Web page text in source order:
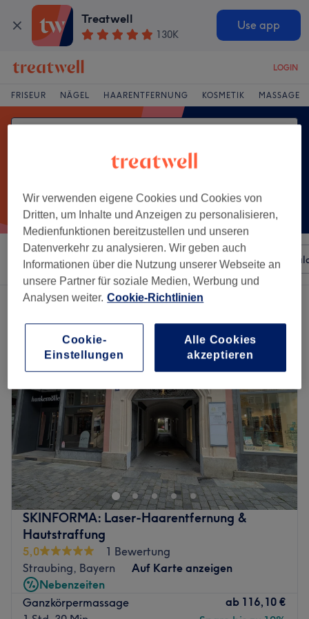
Treatwell
130K
Use app
LOGIN
FRISEUR NÄGEL HAARENTFERNUNG KOSMETIK MASSAGE
Sortieren nach Beliebiger Preis Besonderheiten
Ein Salon, der anbietet: entspannungsmassage in Straubing, Bayern
SKINFORMA: Laser-Haarentfernung &
Hautstraffung
5,0
1 Bewertung
Straubing, Bayern
Auf Karte anzeigen
Nebenzeiten
Ganzkörpermassage
ab 116,10 €
Wir verwenden eigene Cookies und Cookies von
Dritten, um Inhalte und Anzeigen zu personalisieren,
Medienfunktionen bereitzustellen und unseren
Datenverkehr zu analysieren. Wir geben auch
Informationen über die Nutzung unserer Webseite an
unsere Partner für soziale Medien, Werbung und
Analysen weiter. Cookie-Richtlinien
Cookie-
Einstellungen
Alle Cookies
akzeptieren